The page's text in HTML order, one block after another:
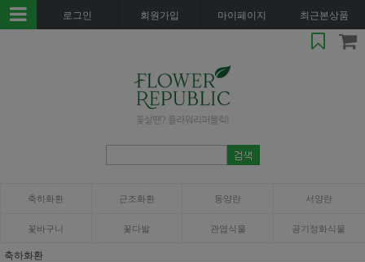
로그인 회원가입 마이페이지 최근본상품
축하화환 근조화환 동양란 서양란
꽃바구니 꽃다발 관엽식물 공기정화식물
축하화환